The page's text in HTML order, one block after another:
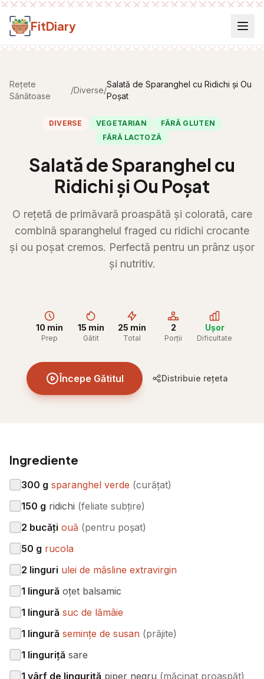
Salt la conținut
FitDiary
Rețete
Sănătoase
/Diverse/
Salată de Sparanghel cu Ridichi și Ou
Poșat
DIVERSE VEGETARIAN
FĂRĂ GLUTEN
FĂRĂ LACTOZĂ
Salată de Sparanghel cu
Ridichi și Ou Poșat
O rețetă de primăvară proaspătă și colorată, care
combină sparanghelul fraged cu ridichi crocante
și ou poșat cremos. Perfectă pentru un prânz ușor
și nutritiv.
10 min
Prep
15 min
Gătit
25 min
Total
2
Porții
Ușor
Dificultate
Începe Gătitul Distribuie rețeta
Ingrediente
300 g sparanghel verde (curățat)
150 g ridichi (feliate subțire)
2 bucăți ouă (pentru poșat)
50 g rucola
2 linguri ulei de măsline extravirgin
1 lingură oțet balsamic
1 lingură suc de lămâie
1 lingură semințe de susan (prăjite)
1 linguriță sare
1 vârf de linguriță piper negru (măcinat proaspăt)